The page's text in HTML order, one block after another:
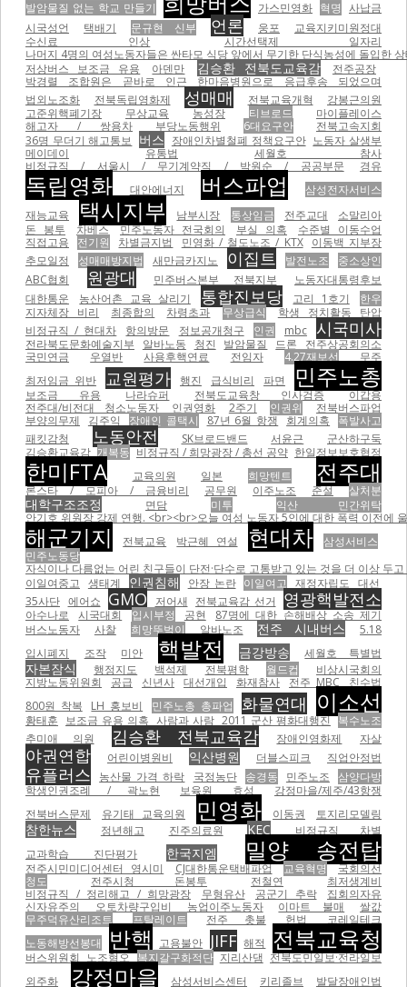
발암물질 없는 학교 만들기
가스민영화 혁명
사납금
시국성언
택배기 문규현 신부 언론 웅포
교육지키미원정대
수신료 인상
시간선택제 일자리
나머지 4명의 여성노동자들은 싼타모 식당 앞에서 무기한 단식농성에 돌입한
저상버스 보조금 유용
아덴만 김승환 전북도교육감
전주공장
박경렬 조합원은 곧바로 인근 한마음병원으로 응급후송 되었으며
법외노조화
전북독립영화제 성매매 전북교육개혁
강봉근의원
고준위핵폐기장
무상교육 농성장 티브로드
마이플레이스
해고자 / 쌍용차
부당노동행위 6대요구안
전북고속지회
36명 무더기 해고통보 버스 장애인차별철폐 정책요구안 노동자 살생부
메이데이
유통법
세월호 참사
비정규직 / 서울시 / 무기계약직 / 박원순 / 공공부문
경유
독립영화 대안에너지 버스파업
삼성전자서비스
재능교육
택시지부 남부시장 통상임금 전주교대
소말리아
돈 봉투
차베스 민주노동자 전국회의 부실 의혹
수준별 이동수업
직접고용
전기원 차별금지법 민영화 / 철도노조 / KTX
이동백 지부장
추모일정
성매매방지법 새만금카지노 이집트 발전노조
중소상인
ABC협회
원광대 민주버스본부 전북지부
노동자대통령후보
대한통운
농산어촌 교육 살리기 통합진보당 고리 1호기
한우
지자체장 비리
최종합의 차령초과 무상급식
학생 정치활동 탄압
비정규직 / 현대차
항의방문 정보공개청구 인권 mbc 시국미사
전라북도문화예술지부 알바노동 청진 발암물질 드론
전주상공회의소
국민연금
우열반 사용후핵연료 전임자 4.27재보선
무주
최저임금 위반
교원평가 행진 급식비리 파면 민주노총
보조금 유용 나라슈퍼 전북도교육창 인사검증
이갑용
전주대/비전대 청소노동자
인권영화 2주기 인권위
전북버스파업
부양의무제
김주익 장애인 콜택시 87년 6월 항쟁 회계의혹
폭발사고
패킷감청
노동안전 SK브로드밴드 서윤근
군산하구둑
김승환교육감 개복동 비정규직 / 희망광장 / 총선 공약 한일정보보호협정
한미FTA 교육의원 일본 희망텐트 전주대
론스타 / 모피아 / 금융비리 공무원 이주노조 준설 살처분
대학구조조정 면담 미투
익산 민간위탁
안기호 위원장 강제 연행. <br><br>오늘 여성 노동자 5인에 대한 폭력 이전
해군기지 전북교육 박근혜 연설 현대차
삼성서비스
민주노동당
자식이나 다름없는 어린 친구들이 단전·단수로 고통받고 있는 것을 더 이상
이일여중고 생태계 인권침해 안장 논란 이일여고 재정자립도 대선
35사단 에어쇼 GMO 저어새 전북교육감 선거 영광핵발전소
아수나로 시국대회 입시부정 공현
87명에 대한 손해배상 소송 제기
버스노동자
사찰 희망뚜벅이 알바노조 전주 시내버스
5.18
입시폐지
조작 미안 핵발전 금강방송 세월호 특별법
자본잠식 행정지도 백석제 전북평학 월드컵
비상시국회의
지방노동위원회
공급 신년사 대선개입 화재참사 전주 MBC
친수법
800원 착복
LH 홍보비 민주노총 총파업 화물연대 이소선
황태훈 보조금 유용 의혹 사람과 사람 2011 군산 평화대행진 복수노조
추미애 의원
김승환 전북교육감 장애인영화제 자살
야권연합 어린이병원비 익산병원 더블스피크 직업안정법
유플러스 농산물 가격 하락 국정농단 송경동 민주노조
삼양다방
학생인권조례 / 곽노현
보육원 효성
강정마을/제주/43항쟁
전북버스문제
유기태 교육의원 민영화 이동권 토지리모델링
참한뉴스 정년해고 진주의료원 KEC
비정규직 차별
교과학습 진단평가
한국지엠 밀양 송전탑
전주시민미디어센터 영시미 CJ대한통운택배파업 교육혁명
국회의선
청도
전주시청 돈봉투 전철연
최저생계비
비정규직 / 정리해고 / 희망광장
무형유산 공군기 추락
집회의자유
신자유주의
오토차량구입비 농업이주노동자 이마트 불매
쌀값
무주덕유산리조트
프탈레이트 전주 촛불 헌법
코레일테크
노동해방선봉대
반핵 고용불안 JIFF 해적 전북교육청
버스위원회 노조혐오 복지갈구화적단 지리산댐 전북도민일보·전라일보
외주화
강정마을 삼성서비스센터 키리졸브 발달장애인법